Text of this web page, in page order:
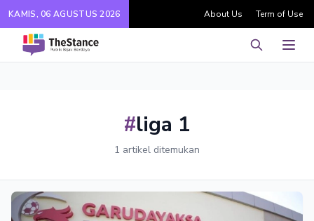
KAMIS, 06 AGUSTUS 2026 About Us Term of Use
Pencarian
#liga 1
1 artikel ditemukan